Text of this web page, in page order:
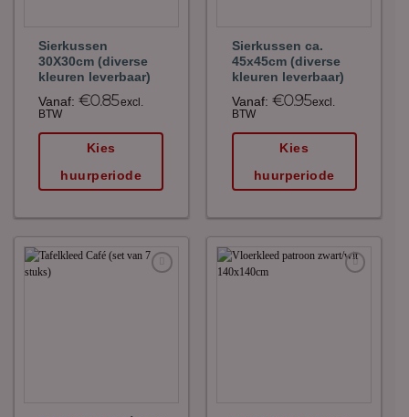
Sierkussen
30X30cm (diverse
kleuren leverbaar)
Vanaf:€0.85excl.
BTW
Kies
huurperiode
Sierkussen ca.
45x45cm (diverse
kleuren leverbaar)
Vanaf: €0.95excl.
BTW
Kies
huurperiode